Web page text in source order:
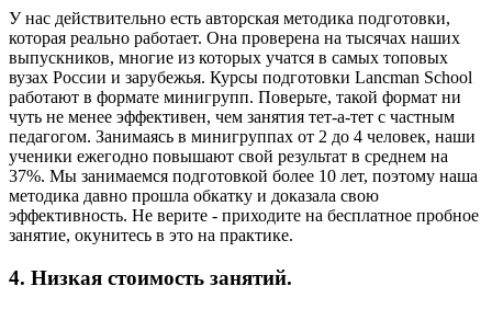
У нас действительно есть авторская методика подготовки,
которая реально работает. Она проверена на тысячах наших
выпускников, многие из которых учатся в самых топовых
вузах России и зарубежья. Курсы подготовки Lancman School
работают в формате минигрупп. Поверьте, такой формат ни
чуть не менее эффективен, чем занятия тет-а-тет с частным
педагогом. Занимаясь в минигруппах от 2 до 4 человек, наши
ученики ежегодно повышают свой результат в среднем на
37%. Мы занимаемся подготовкой более 10 лет, поэтому наша
методика давно прошла обкатку и доказала свою
эффективность. Не верите - приходите на бесплатное пробное
занятие, окунитесь в это на практике.
4. Низкая стоимость занятий.